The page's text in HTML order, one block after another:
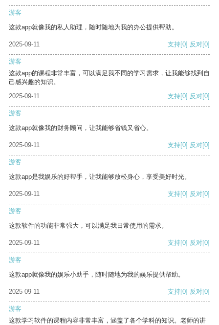
游客
这款app就像我的私人助理，随时随地为我的办公提供帮助。
2025-09-11 支持[0] 反对[0]
游客
这款app的课程非常丰富，可以满足我不同的学习需求，让我能够找到自
己感兴趣的知识。
2025-09-11
支持[0] 反对[0]
游客
这款app就像我的财务顾问，让我能够省钱又省心。
2025-09-11 支持[0] 反对[0]
游客
这款app是我娱乐的好帮手，让我能够放松身心，享受美好时光。
2025-09-11 支持[0] 反对[0]
游客
这款软件的功能非常强大，可以满足我日常使用的需求。
2025-09-11 支持[0] 反对[0]
游客
这款app就像我的娱乐小助手，随时随地为我的娱乐提供帮助。
2025-09-11 支持[0] 反对[0]
游客
这款学习软件的课程内容非常丰富，涵盖了各个学科的知识。老师的讲